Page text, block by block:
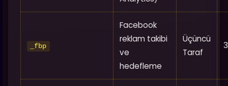
_fbp
Facebook
reklam takibi
ve
hedefleme
Üçüncü
Taraf